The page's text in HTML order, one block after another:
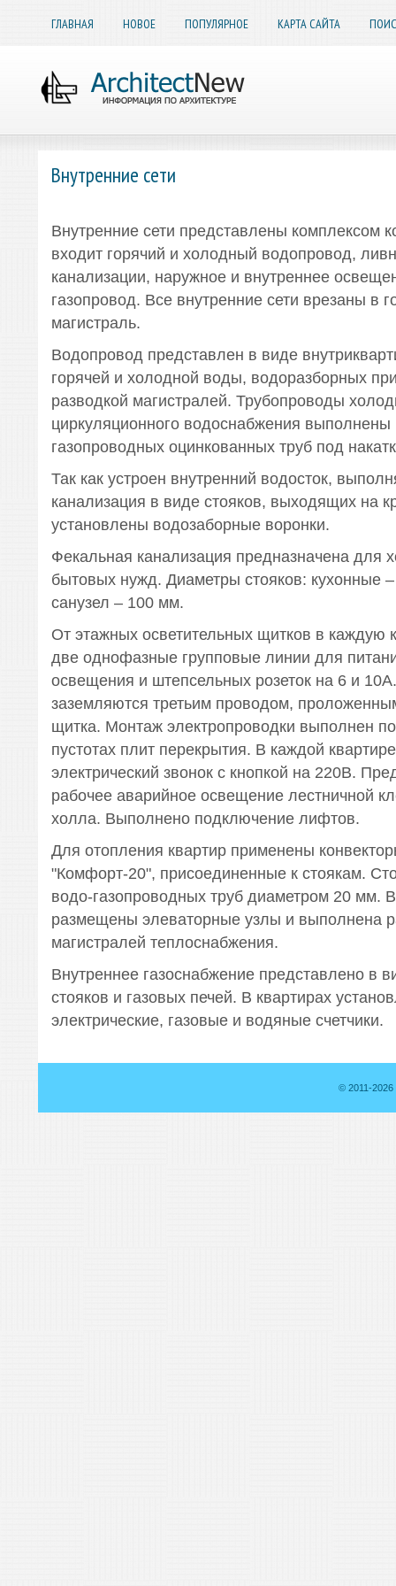
ГЛАВНАЯ НОВОЕ ПОПУЛЯРНОЕ КАРТА САЙТА
Внутренние сети
Внутренние сети представлены комплексом
входит горячий и холодный водопровод,
канализации, наружное и внутреннее
газопровод. Все внутренние сети врезаны в
магистраль.
Водопровод представлен в виде
горячей и холодной воды, водоразборных
разводкой магистралей. Трубопроводы
циркуляционного водоснабжения выполнены
газопроводных оцинкованных труб под
Так как устроен внутренний водосток,
канализация в виде стояков, выходящих на
установлены водозаборные воронки.
Фекальная канализация предназначена для
бытовых нужд. Диаметры стояков: кухонные
санузел – 100 мм.
От этажных осветительных щитков в каждую
две однофазные групповые линии для
освещения и штепсельных розеток на 6 и
заземляются третьим проводом,
щитка. Монтаж электропроводки выполнен
пустотах плит перекрытия. В каждой
электрический звонок с кнопкой на 220В.
рабочее аварийное освещение лестничной
холла. Выполнено подключение лифтов.
Для отопления квартир применены
"Комфорт-20", присоединенные к стоякам.
водо-газопроводных труб диаметром 20 мм.
размещены элеваторные узлы и выполнена
магистралей теплоснабжения.
Внутреннее газоснабжение представлено в
стояков и газовых печей. В квартирах
электрические, газовые и водяные счетчики.
© 2011-2026